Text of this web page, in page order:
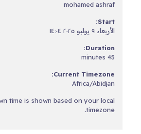
mohamed ashraf
Start:
الأربعاء ٩ يوليو ٢٠٢٥ ١٤:٠٤
Duration:
45 minutes
Current Timezone:
Africa/Abidjan
time is shown based on your local
timezone.